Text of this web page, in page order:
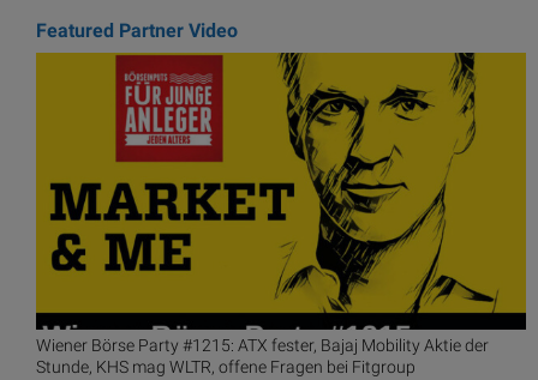
Featured Partner Video
Wiener Börse Party #1215: ATX fester, Bajaj Mobility Aktie der
Stunde, KHS mag WLTR, offene Fragen bei Fitgroup